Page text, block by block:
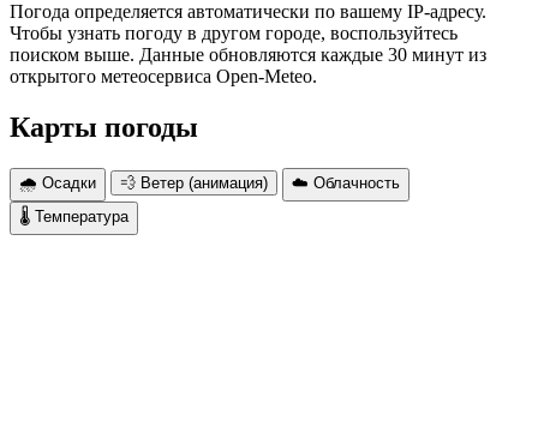
Погода определяется автоматически по вашему IP-адресу.
Чтобы узнать погоду в другом городе, воспользуйтесь
поиском выше. Данные обновляются каждые 30 минут из
открытого метеосервиса Open-Meteo.
Карты погоды
🌧 Осадки 💨 Ветер (анимация)
☁️ Облачность
🌡 Температура